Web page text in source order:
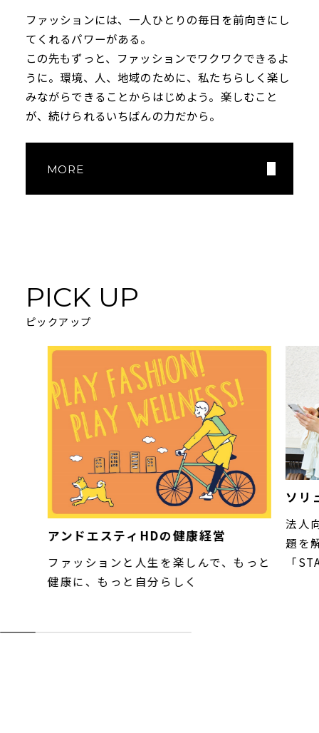
ニュース
企業情報
IR情報
サステナビリティ
グループ企業
ファッションには、一人ひとりの毎日を前向きにし
てくれるパワーがある。
この先もずっと、ファッションでワクワクできるよ
うに。環境、人、地域のために、私たちらしく楽し
みながらできることからはじめよう。楽しむこと
が、続けられるいちばんの力だから。
MORE
PICK UP
ピックアップ
アンドエスティHDの健康経営
ファッションと人生を楽しんで、もっと
健康に、もっと自分らしく
ソリ
法人
題を
「